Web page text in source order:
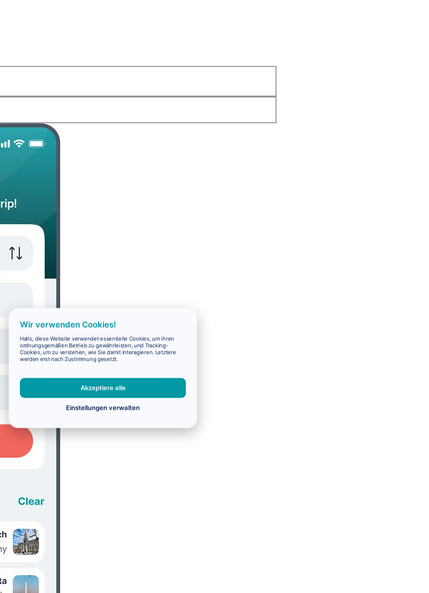
Wir verwenden Cookies!
Hallo, diese Website verwendet essentielle Cookies, um ihren
ordnungsgemäßen Betrieb zu gewährleisten, und Tracking-
Cookies, um zu verstehen, wie Sie damit interagieren. Letztere
werden erst nach Zustimmung gesetzt.
Akzeptiere alle
Einstellungen verwalten